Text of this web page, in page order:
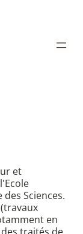
et
Sciences.
en